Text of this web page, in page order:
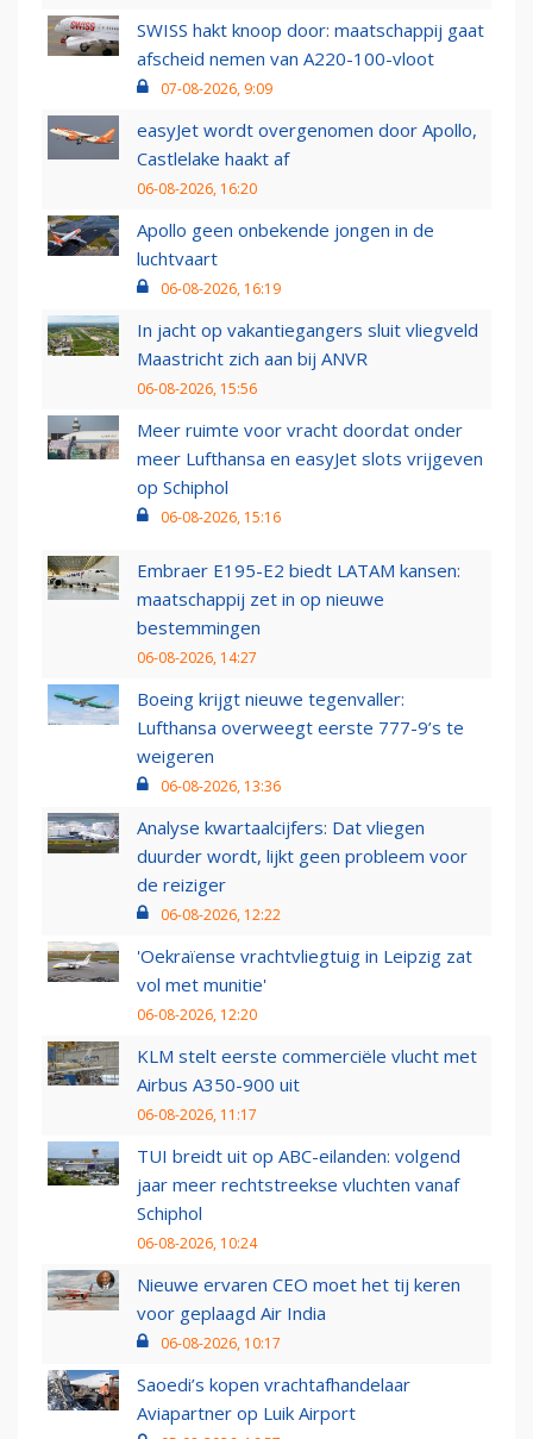
SWISS hakt knoop door: maatschappij gaat
afscheid nemen van A220-100-vloot
07-08-2026, 9:09
easyJet wordt overgenomen door Apollo,
Castlelake haakt af
06-08-2026, 16:20
Apollo geen onbekende jongen in de
luchtvaart
06-08-2026, 16:19
In jacht op vakantiegangers sluit vliegveld
Maastricht zich aan bij ANVR
06-08-2026, 15:56
Meer ruimte voor vracht doordat onder
meer Lufthansa en easyJet slots vrijgeven
op Schiphol
06-08-2026, 15:16
Embraer E195-E2 biedt LATAM kansen:
maatschappij zet in op nieuwe
bestemmingen
06-08-2026, 14:27
Boeing krijgt nieuwe tegenvaller:
Lufthansa overweegt eerste 777-9’s te
weigeren
06-08-2026, 13:36
Analyse kwartaalcijfers: Dat vliegen
duurder wordt, lijkt geen probleem voor
de reiziger
06-08-2026, 12:22
'Oekraïense vrachtvliegtuig in Leipzig zat
vol met munitie'
06-08-2026, 12:20
KLM stelt eerste commerciële vlucht met
Airbus A350-900 uit
06-08-2026, 11:17
TUI breidt uit op ABC-eilanden: volgend
jaar meer rechtstreekse vluchten vanaf
Schiphol
06-08-2026, 10:24
Nieuwe ervaren CEO moet het tij keren
voor geplaagd Air India
06-08-2026, 10:17
Saoedi’s kopen vrachtafhandelaar
Aviapartner op Luik Airport